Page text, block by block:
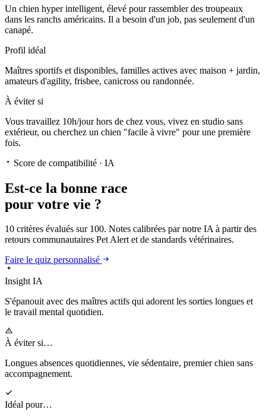
Un chien hyper intelligent, élevé pour rassembler des troupeaux
dans les ranchs américains. Il a besoin d'un job, pas seulement d'un
canapé.
Profil idéal
Maîtres sportifs et disponibles, familles actives avec maison + jardin,
amateurs d'agility, frisbee, canicross ou randonnée.
À éviter si
Vous travaillez 10h/jour hors de chez vous, vivez en studio sans
extérieur, ou cherchez un chien "facile à vivre" pour une première
fois.
Score de compatibilité · IA
Est-ce la bonne race
pour votre vie ?
10 critères évalués sur 100. Notes calibrées par notre IA à partir des
retours communautaires Pet Alert et de standards vétérinaires.
Faire le quiz personnalisé
Insight IA
S'épanouitavec des maîtres actifs qui adorent les sorties longues et
le travail mental quotidien.
À éviter si…
Longues absences quotidiennes, vie sédentaire, premier chien sans
accompagnement.
Idéal pour…